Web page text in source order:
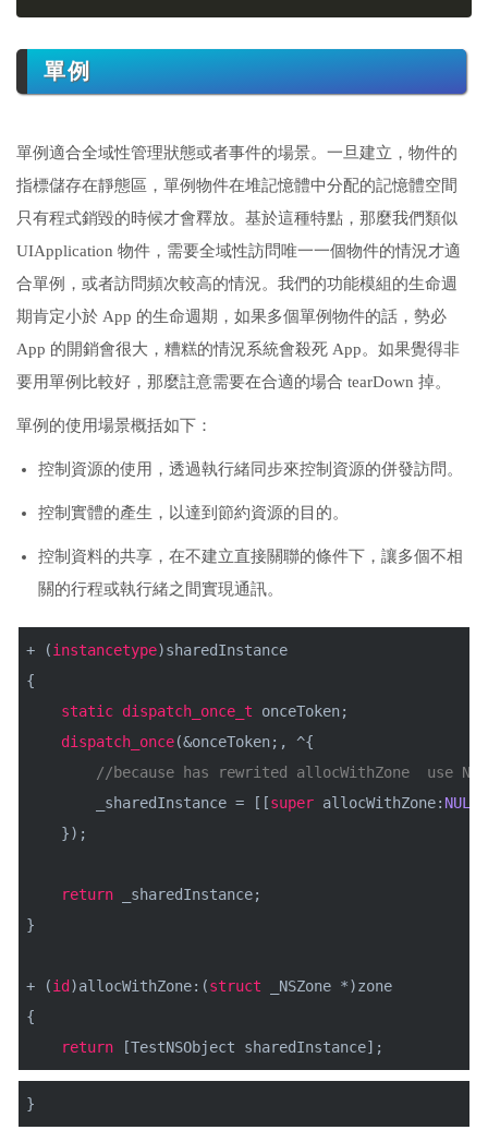
單例
單例適合全域性管理狀態或者事件的場景。一旦建立，物件的
指標儲存在靜態區，單例物件在堆記憶體中分配的記憶體空間
只有程式銷毀的時候才會釋放。基於這種特點，那麼我們類似
UIApplication 物件，需要全域性訪問唯一一個物件的情況才適
合單例，或者訪問頻次較高的情況。我們的功能模組的生命週
期肯定小於 App 的生命週期，如果多個單例物件的話，勢必
App 的開銷會很大，糟糕的情況系統會殺死 App。如果覺得非
要用單例比較好，那麼註意需要在合適的場合 tearDown 掉。
單例的使用場景概括如下：
控制資源的使用，透過執行緒同步來控制資源的併發訪問。
控制實體的產生，以達到節約資源的目的。
控制資料的共享，在不建立直接關聯的條件下，讓多個不相
關的行程或執行緒之間實現通訊。
+ (instancetype)sharedInstance
{
static dispatch_once_t onceToken;
dispatch_once(&onceToken;, ^{
//because has rewrited allocWithZone use
_sharedInstance = [[super allocWithZone: NULL
});
return _sharedInstance;
}
+ (id )allocWithZone:(struct _NSZone *)zone
{
return [TestNSObject sharedInstance];
}